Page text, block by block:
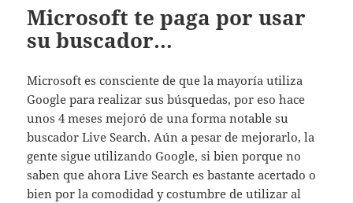
Microsoft te paga por usar
su buscador…
Microsoft es consciente de que la mayoría utiliza
Google para realizar sus búsquedas, por eso hace
unos 4 meses mejoró de una forma notable su
buscador Live Search. Aún a pesar de mejorarlo, la
gente sigue utilizando Google, si bien porque no
saben que ahora Live Search es bastante acertado o
bien por la comodidad y costumbre de utilizar al